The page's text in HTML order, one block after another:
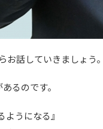
話していきましょう。
るのです。
うになる』